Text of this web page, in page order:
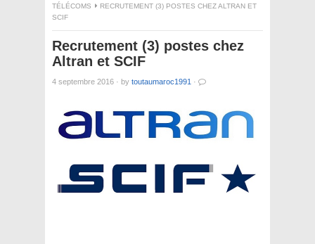
TÉLÉCOMS
RECRUTEMENT (3) POSTES CHEZ ALTRAN ET
SCIF
Recrutement (3) postes chez
Altran et SCIF
4 septembre 2016 · by toutaumaroc1991 ·